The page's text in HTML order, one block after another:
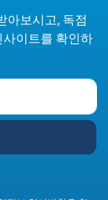
아보시고, 독점
사이트를 확인하